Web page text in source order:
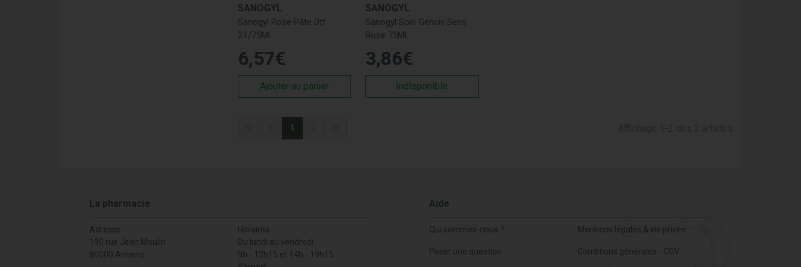
Sanogyl Gencives Sensibles :Dentifrice spécialement formulé pour apaiser et renforcer les gencives sensibles.
Sanogyl Protection Complète :Dentifrice offrant une protection totale contre les caries et la plaque dentaire.
Où Acheter les Produits Sanogyl ?
Vous pouvez acheter les produits Sanogyl et d'autres soins bucco-dentaires sur notre site en suivant ces liens :
Sanogyl
Dentifrices
Soins Bucco-Dentaires
Soins Traitants
SANOGYL
Sanogyl Rose Pâte Dtf
2T/75Ml
6,57€
Ajouter au panier
SANOGYL
Sanogyl Soin Genciv Sens
Rose 75Ml
3,86€
Indisponible
1
La pharmacie
Adresse
190 rue Jean Moulin
80000 Amiens
Horaires
Du lundi au vendredi
9h - 12h15 et 14h - 19h15
Aide
Qui sommes-nous ?
Poser une question
Mentions légales & vie privée
Conditions générales - CGV